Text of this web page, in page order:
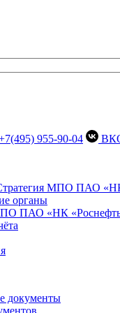
955-90-04
МПО ПАО
органы
ПАО «НК
документы